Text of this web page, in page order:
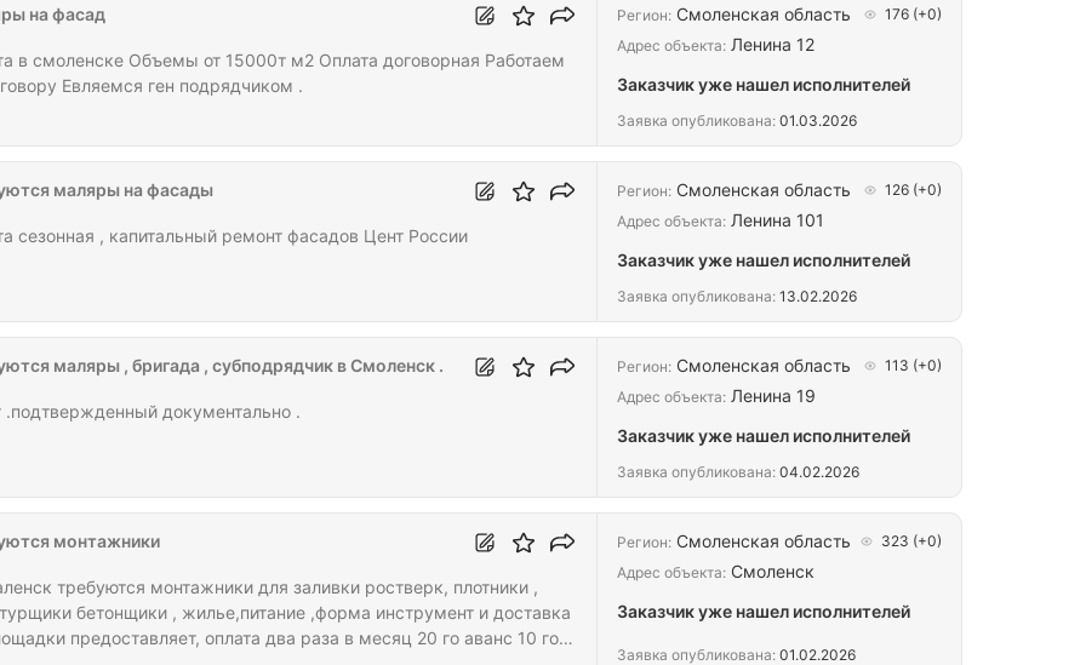
на фасад
в смоленске Объемы от 15000т м2 Оплата договорная Работаем
Евляемся ген подрядчиком .
Регион: Смоленская область 176 (+0)
Адрес объекта: Ленина 12
Заказчик уже нашел исполнителей
Заявка опубликована: 01.03.2026
маляры на фасады
сезонная , капитальный ремонт фасадов Цент России
Регион: Смоленская область 126 (+0)
Адрес объекта: Ленина 101
Заказчик уже нашел исполнителей
Заявка опубликована: 13.02.2026
маляры , бригада , субподрядчик в Смоленск .
документально .
Регион: Смоленская область 113 (+0)
Адрес объекта: Ленина 19
Заказчик уже нашел исполнителей
Заявка опубликована: 04.02.2026
монтажники
требуются монтажники для заливки ростверк, плотники ,
бетонщики , жилье,питание ,форма инструмент и доставка
предоставляет, оплата два раза в месяц 20 го аванс 10 го
Регион: Смоленская область 323 (+0)
Адрес объекта: Смоленск
Заказчик уже нашел исполнителей
Заявка опубликована: 01.02.2026